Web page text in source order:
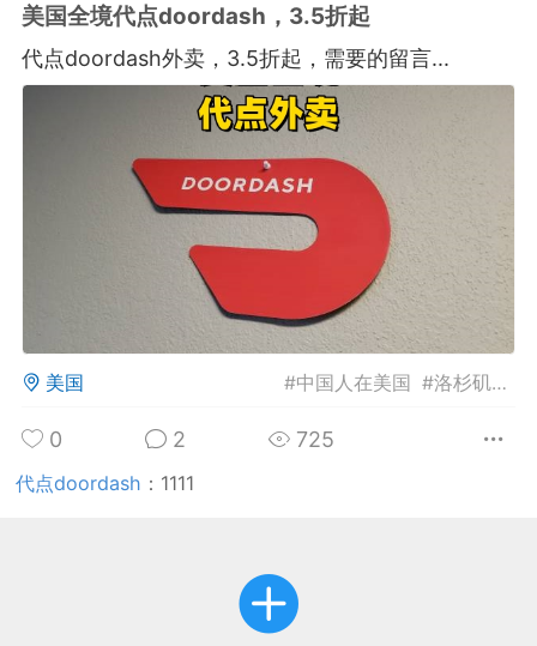
每日任务 签到有奖
华人资讯
阅读洛杉矶新闻
华人论坛
加入社区交流
华人社区信息发布规范》
华人社区账号注册及使用规范》
美国全境代点doordash，3.5折起
代点doordash外卖，3.5折起，需要的留言...
美国 #中国人在美国 #洛杉矶 #
0 2 725
代点doordash ： 1111